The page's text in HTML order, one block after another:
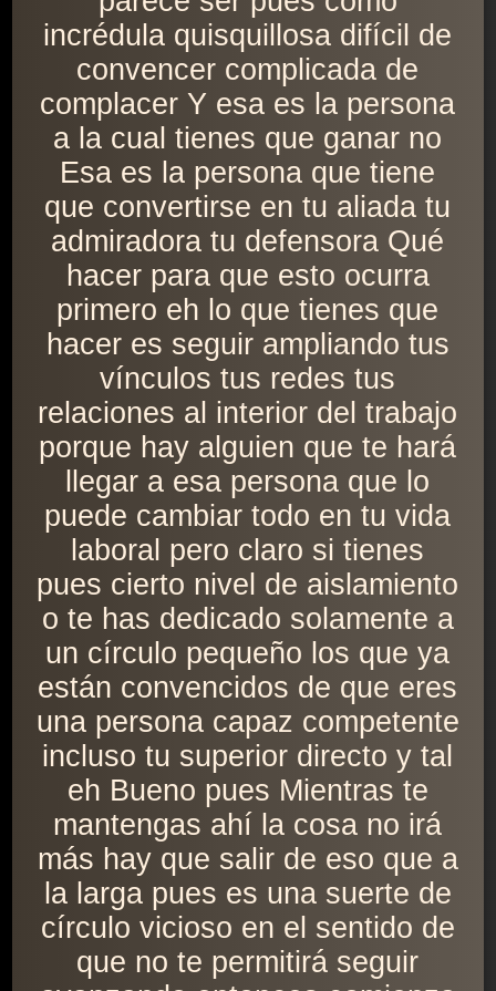
incrédula quisquillosa difícil de
convencer complicada de
complacer Y esa es la persona
a la cual tienes que ganar no
Esa es la persona que tiene
que convertirse en tu aliada tu
admiradora tu defensora Qué
hacer para que esto ocurra
primero eh lo que tienes que
hacer es seguir ampliando tus
vínculos tus redes tus
relaciones al interior del trabajo
porque hay alguien que te hará
llegar a esa persona que lo
puede cambiar todo en tu vida
laboral pero claro si tienes
pues cierto nivel de aislamiento
o te has dedicado solamente a
un círculo pequeño los que ya
están convencidos de que eres
una persona capaz competente
incluso tu superior directo y tal
eh Bueno pues Mientras te
mantengas ahí la cosa no irá
más hay que salir de eso que a
la larga pues es una suerte de
círculo vicioso en el sentido de
que no te permitirá seguir